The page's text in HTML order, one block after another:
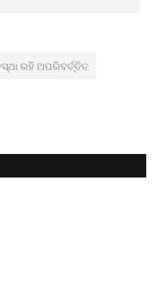
ରହି ଅପରିବର୍ତ୍ତିତ